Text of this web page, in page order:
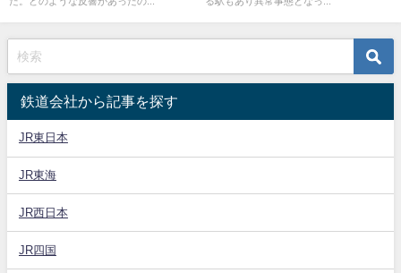
鉄道会社から記事を探す
JR東日本
JR東海
JR西日本
JR四国